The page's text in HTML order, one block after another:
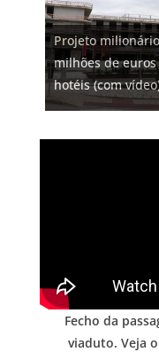
Projeto
milhões de
hotéis (com
Fecho da
viaduto. Veja